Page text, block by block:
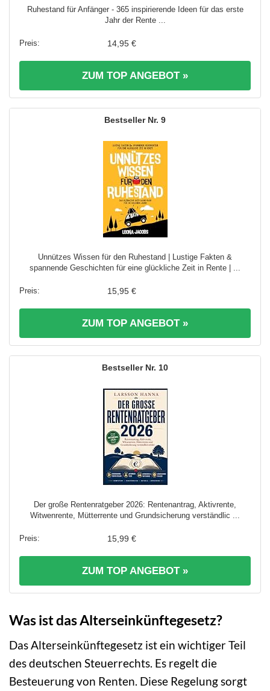
Ruhestand für Anfänger - 365 inspirierende Ideen für das erste
Jahr der Rente ...
14,95 €
ZUM TOP ANGEBOT »
9
Unnützes Wissen für den Ruhestand | Lustige Fakten &
spannende Geschichten für eine glückliche Zeit in Rente | ...
15,95 €
ZUM TOP ANGEBOT »
10
Der große Rentenratgeber 2026: Rentenantrag, Aktivrente,
Witwenrente, Mütterrente und Grundsicherung verständlic ...
15,99 €
ZUM TOP ANGEBOT »
Was ist das Alterseinkünftegesetz?
Das Alterseinkünftegesetz ist ein wichtiger Teil
des deutschen Steuerrechts. Es regelt die
Besteuerung von Renten. Diese Regelung sorgt